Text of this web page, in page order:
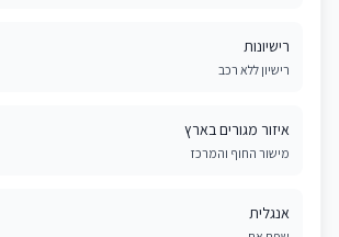
רישיונות
רישיון ללא רכב
איזור מגורים בארץ
מישור החוף והמרכז
אנגלית